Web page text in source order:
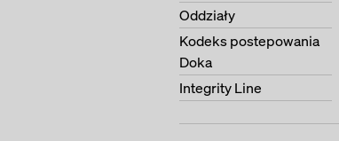
Oddziały
Kodeks postepowania
Doka
Integrity Line